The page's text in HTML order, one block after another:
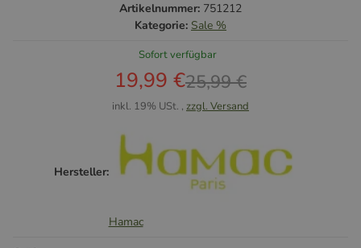
Artikelnummer: 751212
Kategorie: Sale %
Sofort verfügbar
19,99 €25,99 €
inkl. 19% USt. , zzgl. Versand
Hersteller:
Hamac